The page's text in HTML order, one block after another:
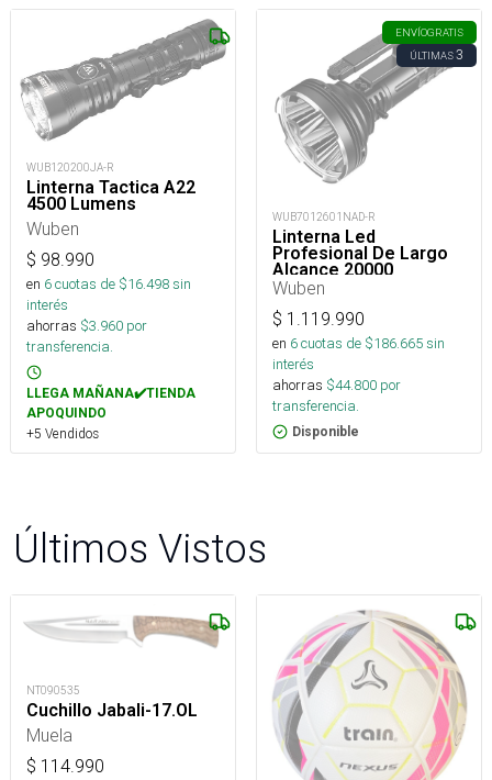
WUB120200JA-R
Linterna Tactica A22
4500 Lumens
Wuben
$ 98.990
en 6cuotas de $16.498sin
interés
ahorras $3.960 por
transferencia.
LLEGA MAÑANA✔️TIENDA
APOQUINDO
+5 Vendidos
ENVÍOGRATIS
ÚLTIMAS3
WUB7012601NAD-R
Linterna Led
Profesional De Largo
Alcance 20000
Lúmenes
Wuben
$ 1.119.990
en 6cuotas de $186.665sin
interés
ahorras $44.800 por
transferencia.
Disponible
Últimos Vistos
NT090535
Cuchillo Jabali-17.OL
Muela
$ 114.990